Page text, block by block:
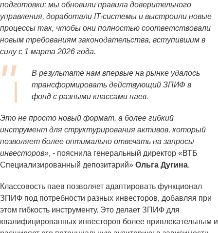
подготовки: мы обновили правила доверительного
управления, доработали IT-системы и выстроили новые
процессы так, чтобы они полностью соответствовали
новым требованиям законодательства, вступившим в
силу с 1 марта 2026 года.
В результате нам впервые на рынке удалось
трансформировать действующий ЗПИФ в
фонд с разными классами паев.
Это не просто новый формат, а более гибкий
инструмент для структурирования активов, который
позволяет более оптимально отвечать на запросы
инвесторов», - пояснила генеральный директор «ВТБ
Специализированный депозитарий» Ольга Дугина.
Классовость паев позволяет адаптировать функционал
ЗПИФ под потребности разных инвесторов, добавляя при
этом гибкость инструменту. Это делает ЗПИФ для
квалифицированных инвесторов более привлекательным и